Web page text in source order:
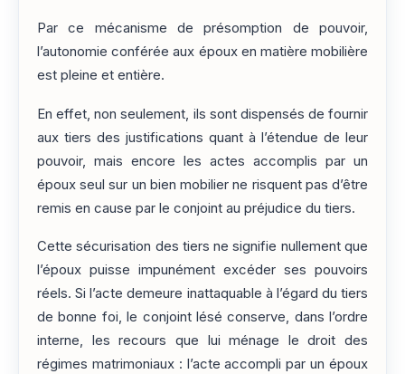
Par ce mécanisme de présomption de pouvoir,
l’autonomie conférée aux époux en matière mobilière
est pleine et entière.
En effet, non seulement, ils sont dispensés de fournir
aux tiers des justifications quant à l’étendue de leur
pouvoir, mais encore les actes accomplis par un
époux seul sur un bien mobilier ne risquent pas d’être
remis en cause par le conjoint au préjudice du tiers.
Cette sécurisation des tiers ne signifie nullement que
l’époux puisse impunément excéder ses pouvoirs
réels. Si l’acte demeure inattaquable à l’égard du tiers
de bonne foi, le conjoint lésé conserve, dans l’ordre
interne, les recours que lui ménage le droit des
régimes matrimoniaux : l’acte accompli par un époux